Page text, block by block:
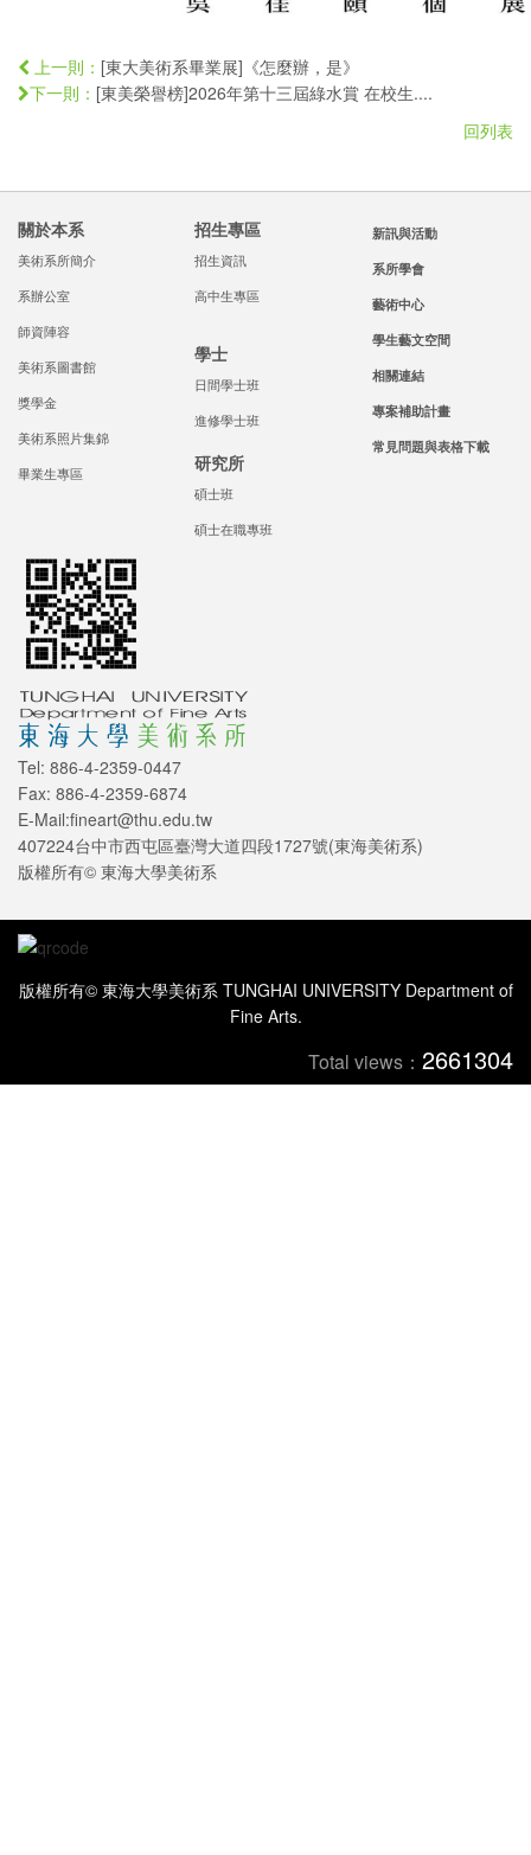
上一則： [東大美術系畢業展]《怎麼辦，是》
下一則： [東美榮譽榜]2026年第十三屆綠水賞 在校生....
回列表
關於本系
美術系所簡介
系辦公室
師資陣容
美術系圖書館
獎學金
美術系照片集錦
畢業生專區
招生專區
招生資訊
高中生專區
學士
日間學士班
進修學士班
研究所
碩士班
碩士在職專班
新訊與活動
系所學會
藝術中心
學生藝文空間
相關連結
專案補助計畫
常見問題與表格下載
Tel: 886-4-2359-0447
Fax: 886-4-2359-6874
E-Mail:fineart@thu.edu.tw
407224台中市西屯區臺灣大道四段1727號(東海美術系)
版權所有© 東海大學美術系
版權所有© 東海大學美術系 TUNGHAI UNIVERSITY Department of
Fine Arts.
Total views： 2661304